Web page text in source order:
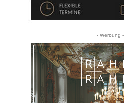
- Werbung -